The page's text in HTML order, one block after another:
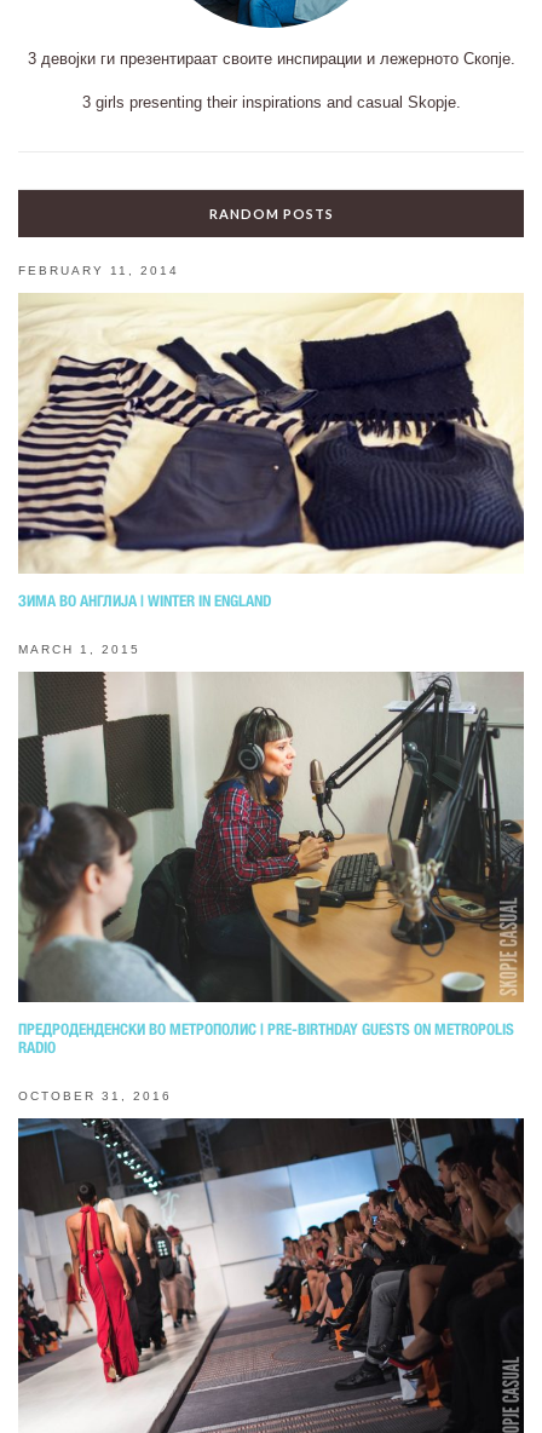
3 девојки ги презентираат своите инспирации и лежерното Скопје.
3 girls presenting their inspirations and casual Skopje.
RANDOM POSTS
FEBRUARY 11, 2014
ЗИМА ВО АНГЛИЈА | WINTER IN ENGLAND
MARCH 1, 2015
ПРЕДРОДЕНДЕНСКИ ВО МЕТРОПОЛИС | PRE-BIRTHDAY GUESTS ON METROPOLIS
RADIO
OCTOBER 31, 2016